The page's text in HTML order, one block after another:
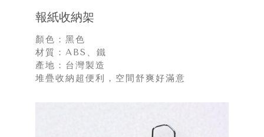
報紙收納架
顏色：黑色
材質：ABS、鐵
產地：台灣製造
堆疊收納超便利，空間舒爽好滿意